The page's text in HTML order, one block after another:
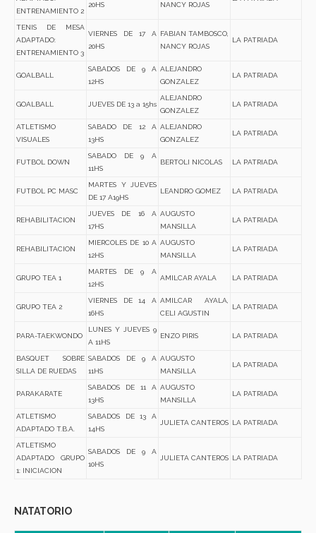
ENTRENAMIENTO 2
20HS NANCY ROJAS
TENIS DE MESA
ADAPTADO:
ENTRENAMIENTO 3
VIERNES DE 17 A
20HS
FABIAN TAMBOSCO,
NANCY ROJAS
LA PATRIADA
GOALBALL
SABADOS DE 9 A
12HS
ALEJANDRO
GONZALEZ
LA PATRIADA
GOALBALL JUEVES DE 13 a 15hs
ALEJANDRO
GONZALEZ
LA PATRIADA
ATLETISMO
VISUALES
SABADO DE 12 A
13HS
ALEJANDRO
GONZALEZ
LA PATRIADA
FUTBOL DOWN
SABADO DE 9 A
11HS
BERTOLI NICOLAS LA PATRIADA
FUTBOL PC MASC
MARTES Y JUEVES
DE 17 A19HS
LEANDRO GOMEZ LA PATRIADA
REHABILITACION
JUEVES DE 16 A
17HS
AUGUSTO
MANSILLA
LA PATRIADA
REHABILITACION
MIERCOLES DE 10 A
12HS
AUGUSTO
MANSILLA
LA PATRIADA
GRUPO TEA 1
MARTES DE 9 A
12HS
AMILCAR AYALA LA PATRIADA
GRUPO TEA 2
VIERNES DE 14 A
16HS
AMILCAR AYALA,
CELI AGUSTIN
LA PATRIADA
PARA-TAEKWONDO
LUNES Y JUEVES 9
A 11HS
ENZO PIRIS LA PATRIADA
BASQUET SOBRE
SILLA DE RUEDAS
SABADOS DE 9 A
11HS
AUGUSTO
MANSILLA
LA PATRIADA
PARAKARATE
SABADOS DE 11 A
13HS
AUGUSTO
MANSILLA
LA PATRIADA
ATLETISMO
ADAPTADO T.B.A.
SABADOS DE 13 A
14HS
JULIETA CANTEROS LA PATRIADA
ATLETISMO
ADAPTADO GRUPO
1: INICIACION
SABADOS DE 9 A
10HS
JULIETA CANTEROS LA PATRIADA
NATATORIO